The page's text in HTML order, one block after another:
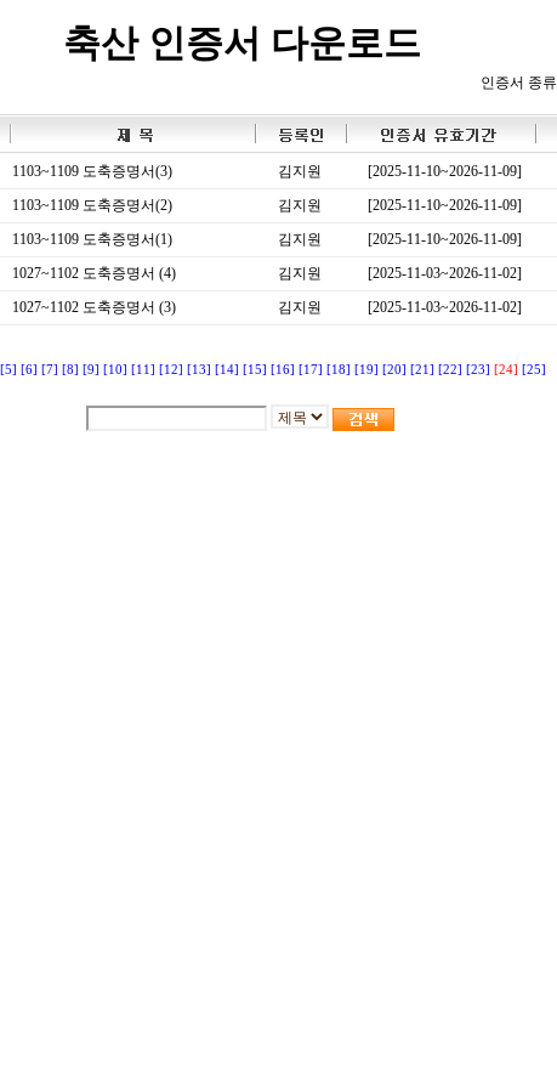
축산 인증서 다운로드
인증서 종류
1103~1109 도축증명서(3) 김지원 [2025-11-10~2026-11-09]
1103~1109 도축증명서(2) 김지원 [2025-11-10~2026-11-09]
1103~1109 도축증명서(1) 김지원 [2025-11-10~2026-11-09]
1027~1102 도축증명서 (4) 김지원 [2025-11-03~2026-11-02]
1027~1102 도축증명서 (3) 김지원 [2025-11-03~2026-11-02]
[5] [6] [7] [8] [9] [10] [11] [12] [13] [14] [15] [16] [17] [18] [19] [20] [21] [22] [23] [24] [25]